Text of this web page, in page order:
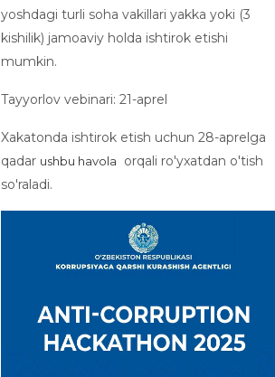
yoshdagi turli soha vakillari yakka yoki (3
kishilik) jamoaviy holda ishtirok etishi
mumkin.
Tayyorlov vebinari: 21-aprel
Xakatonda ishtirok etish uchun 28-aprelga
qadar ushbu havola
orqali ro'yxatdan o'tish
so'raladi.